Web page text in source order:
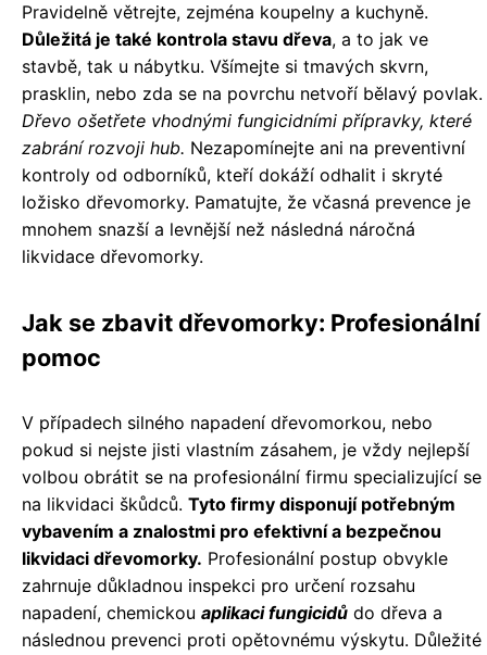
Pravidelně větrejte, zejména koupelny a kuchyně.
Důležitá je také kontrola stavu dřeva, a to jak ve
stavbě, tak u nábytku. Všímejte si tmavých skvrn,
prasklin, nebo zda se na povrchu netvoří bělavý povlak.
Dřevo ošetřete vhodnými fungicidními přípravky, které
zabrání rozvoji hub. Nezapomínejte ani na preventivní
kontroly od odborníků, kteří dokáží odhalit i skryté
ložisko dřevomorky. Pamatujte, že včasná prevence je
mnohem snazší a levnější než následná náročná
likvidace dřevomorky.
Jak se zbavit dřevomorky: Profesionální
pomoc
V případech silného napadení dřevomorkou, nebo
pokud si nejste jisti vlastním zásahem, je vždy nejlepší
volbou obrátit se na profesionální firmu specializující se
na likvidaci škůdců. Tyto firmy disponují potřebným
vybavením a znalostmi pro efektivní a bezpečnou
likvidaci dřevomorky. Profesionální postup obvykle
zahrnuje důkladnou inspekci pro určení rozsahu
napadení, chemickou aplikaci fungicidů do dřeva a
následnou prevenci proti opětovnému výskytu. Důležité